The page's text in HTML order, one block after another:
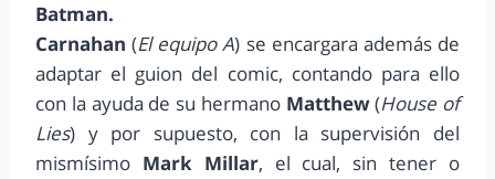
Batman.
Carnahan (El equipo A) se encargara además de
adaptar el guion del comic, contando para ello
con la ayuda de su hermanoMatthew(House of
Lies) y por supuesto, con la supervisión del
mismísimo Mark Millar, el cual, sin tener o